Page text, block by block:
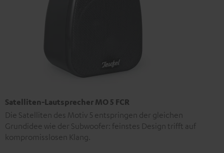
Satelliten-Lautsprecher MO 5 FCR
Die Satelliten des Motiv 5 entspringen der gleichen
Grundidee wie der Subwoofer: feinstes Design trifft auf
kompromisslosen Klang.